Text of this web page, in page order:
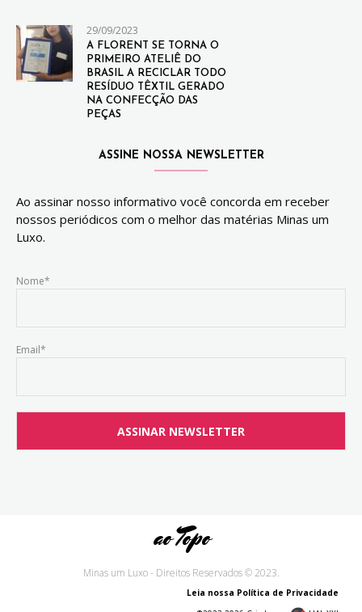
29/09/2023
A FLORENT SE TORNA O
PRIMEIRO ATELIÊ DO
BRASIL A RECICLAR TODO
RESÍDUO TÊXTIL GERADO
NA CONFECÇÃO DAS
PEÇAS
ASSINE NOSSA NEWSLETTER
Ao assinar nosso informativo você concorda em receber
nossos periódicos com o melhor das matérias Minas um
Luxo.
Nome*
Email*
ao Topo
Minas um Luxo - Direitos Reservados © 2023.
Leia nossa Política de Privacidade